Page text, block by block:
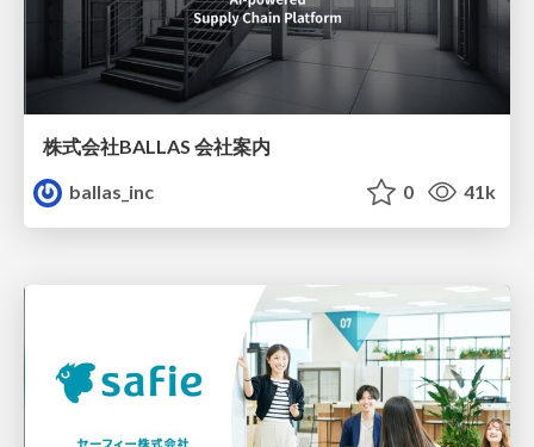
株式会社BALLAS 会社案内
ballas_inc
0 41k